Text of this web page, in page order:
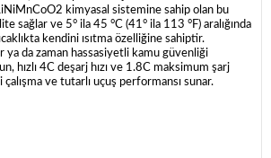
kimyasal sistemine sahip olan bu
sağlar ve 5° ila 45 °C (41° ila 113 °F) aralığında
kendini ısıtma özelliğine sahiptir.
da zaman hassasiyetli kamu güvenliği
hızlı 4C deşarj hızı ve 1.8C maksimum şarj
ve tutarlı uçuş performansı sunar.